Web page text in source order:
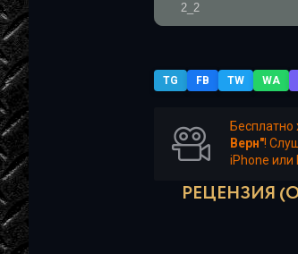
2_2
2_4
3_2
TG FB TW WA
Бесплатно
Верн"!
iPhone или
РЕЦЕНЗИЯ